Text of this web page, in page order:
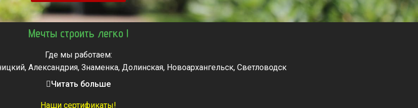
Мечты строить легко !
Где мы работаем:
Александрия, Знаменка, Долинская, Новоархангельск, Светловодск
Жашков, Звенигородка, Золотоноша, Каменка, Канев, Корсунь-Шевченковский,
Читать больше
Наши сертификаты!